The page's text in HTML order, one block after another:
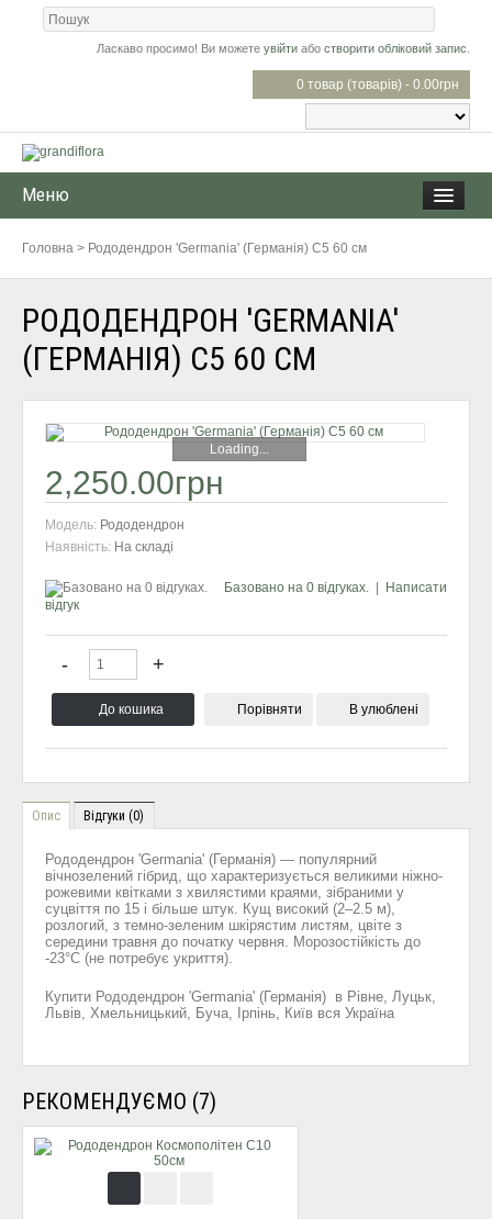
Ласкаво просимо! Ви можете увійти або створити обліковий запис
0 товар (товарів) - 0.00грн
Меню
Головна > Рододендрон 'Germania' (Германія) С5 60 см
РОДОДЕНДРОН 'GERMANIA'
(ГЕРМАНІЯ) С5 60 СМ
Loading...
2,250.00грн
Модель: Рододендрон
Наявність: На складі
Базовано на 0 відгуках.
Написати
відгук
Порівняти В улюблені
Опис Відгуки (0)
Рододендрон 'Germania' (Германія) — популярний
вічнозелений гібрид, що характеризується великими ніжно-
рожевими квітками з хвилястими краями, зібраними у
суцвіття по 15 і більше штук. Кущ високий (2–2.5 м),
розлогий, з темно-зеленим шкірястим листям, цвіте з
середини травня до початку червня. Морозостійкість до
-23°C (не потребує укриття).
Купити Рододендрон 'Germania' (Германія) в Рівне, Луцьк,
Львів, Хмельницький, Буча, Ірпінь, Київ вся Україна
РЕКОМЕНДУЄМО (7)